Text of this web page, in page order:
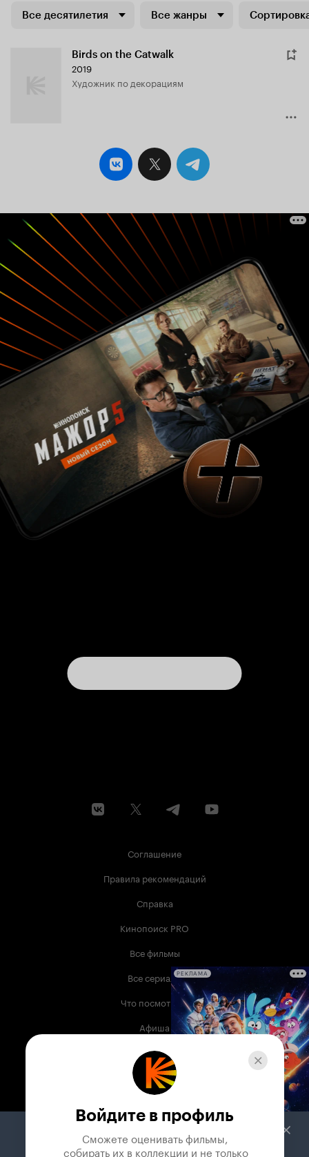
Все десятилетия Все жанры
Birds on the Catwalk
2019
Художник по декорациям
Соглашение
Правила рекомендаций
Справка
Кинопоиск PRO
Все фильмы
Все сериалы
Что посмотреть
Афиша
Музыка
Телепрограмма
Служба поддержки
РЕКЛАМА
Войдите в профиль
Сможете оценивать фильмы,
собирать их в коллекции и не только